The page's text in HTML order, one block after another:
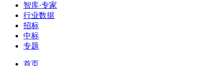
智库·专家
行业数据
招标
中标
专题
首页